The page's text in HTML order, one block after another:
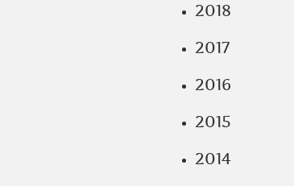
2018
2017
2016
2015
2014